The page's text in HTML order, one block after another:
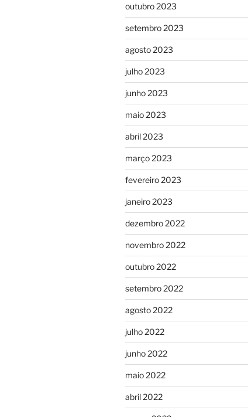
outubro 2023
setembro 2023
agosto 2023
julho 2023
junho 2023
maio 2023
abril 2023
março 2023
fevereiro 2023
janeiro 2023
dezembro 2022
novembro 2022
outubro 2022
setembro 2022
agosto 2022
julho 2022
junho 2022
maio 2022
abril 2022